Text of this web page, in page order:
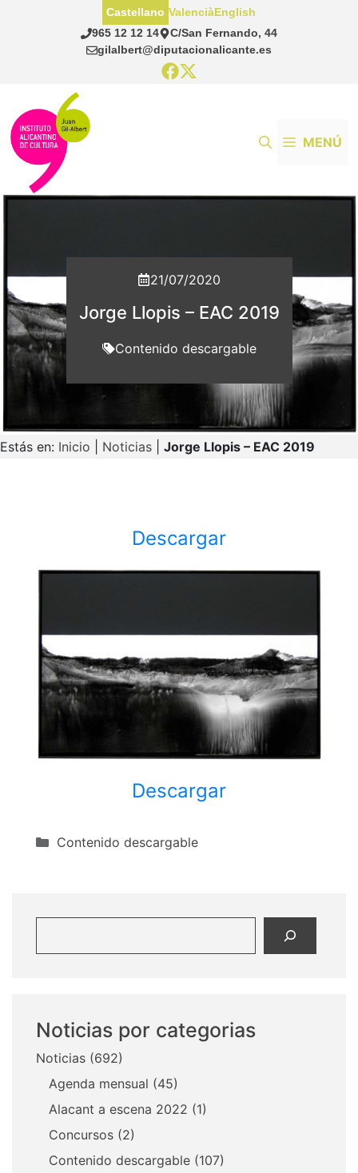
965 12 12 14
C/San Fernando, 44
gilalbert@diputacionalicante.es
Castellano ValenciàEnglish
MENÚ
21/07/2020
Jorge Llopis – EAC 2019
Contenido descargable
Estás en: Inicio Noticias Jorge Llopis – EAC 2019
Descargar
Descargar
Categorías
Contenido descargable
Noticias por categorias
Noticias (692)
Agenda mensual (45)
Alacant a escena 2022 (1)
Concursos (2)
Contenido descargable (107)